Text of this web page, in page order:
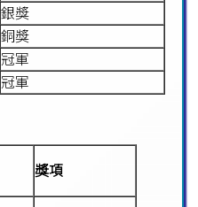
銀獎
銅獎
冠軍
冠軍
獎項